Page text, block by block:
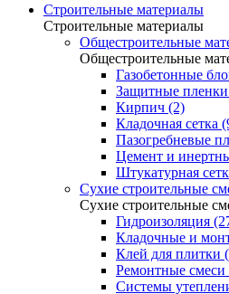
Строительные материалы
Строительные материалы
Общестроительные
Общестроительные
Газобетонные
Защитные пленки
Кирпич (2)
Кладочная сетка
Пазогребневые
Цемент и
Штукатурная
Сухие строительные
Сухие строительные
Гидроизоляция
Кладочные и
Клей для плитки
Ремонтные смеси
Системы